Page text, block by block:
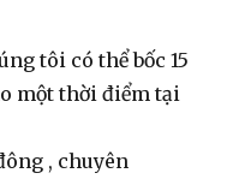
tôi có thể bốc 15
một thời điểm tại
, chuyên